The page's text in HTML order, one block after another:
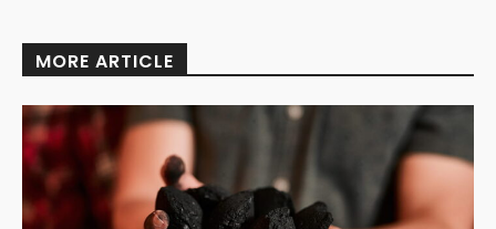
MORE ARTICLE